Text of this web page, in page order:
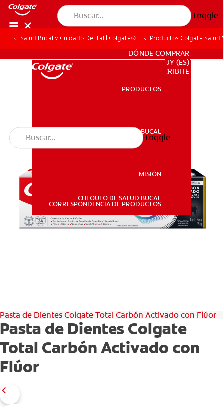
Toggle
SALUD BUCAL
MISIÓN
DÓNDE COMPRAR
UY (ES)
PARA PROFESIONALES
DÓNDE COMPRAR
UY (ES)
SUSCRIBITE
PRODUCTOS
SALUD BUCAL
MISIÓN
CHEQUEO DE SALUD BUCAL
CORRESPONDENCIA DE PRODUCTOS
Toggle
Salud Bucal y Cuidado Dental | Colgate® Productos Colgate
Pasta de Dientes Colgate Total Carbón Activado con Flúor
Pasta de Dientes Colgate
Total Carbón Activado con
Flúor